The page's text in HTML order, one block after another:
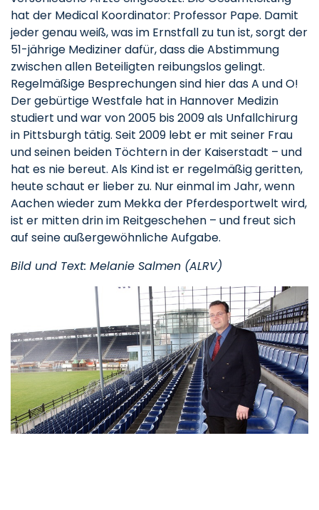
hat der Medical Koordinator: Professor Pape. Damit
jeder genau weiß, was im Ernstfall zu tun ist, sorgt der
51-jährige Mediziner dafür, dass die Abstimmung
zwischen allen Beteiligten reibungslos gelingt.
Regelmäßige Besprechungen sind hier das A und O!
Der gebürtige Westfale hat in Hannover Medizin
studiert und war von 2005 bis 2009 als Unfallchirurg
in Pittsburgh tätig. Seit 2009 lebt er mit seiner Frau
und seinen beiden Töchtern in der Kaiserstadt – und
hat es nie bereut. Als Kind ist er regelmäßig geritten,
heute schaut er lieber zu. Nur einmal im Jahr, wenn
Aachen wieder zum Mekka der Pferdesportwelt wird,
ist er mitten drin im Reitgeschehen – und freut sich
auf seine außergewöhnliche Aufgabe.
Bild und Text: Melanie Salmen (ALRV)